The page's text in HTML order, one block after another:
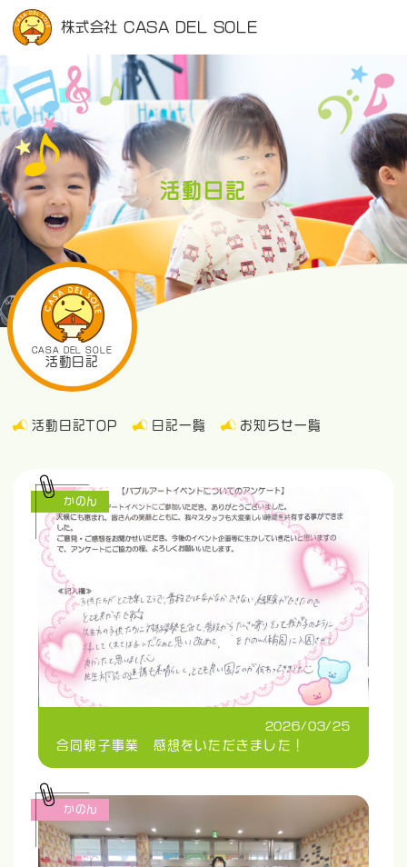
株式会社 CASA DEL SOLE
活動日記
CASA DEL SOLE
活動日記
活動日記TOP 日記一覧 お知らせ一覧
2026/03/25
合同親子事業 感想をいただきました！
かのん
かのん